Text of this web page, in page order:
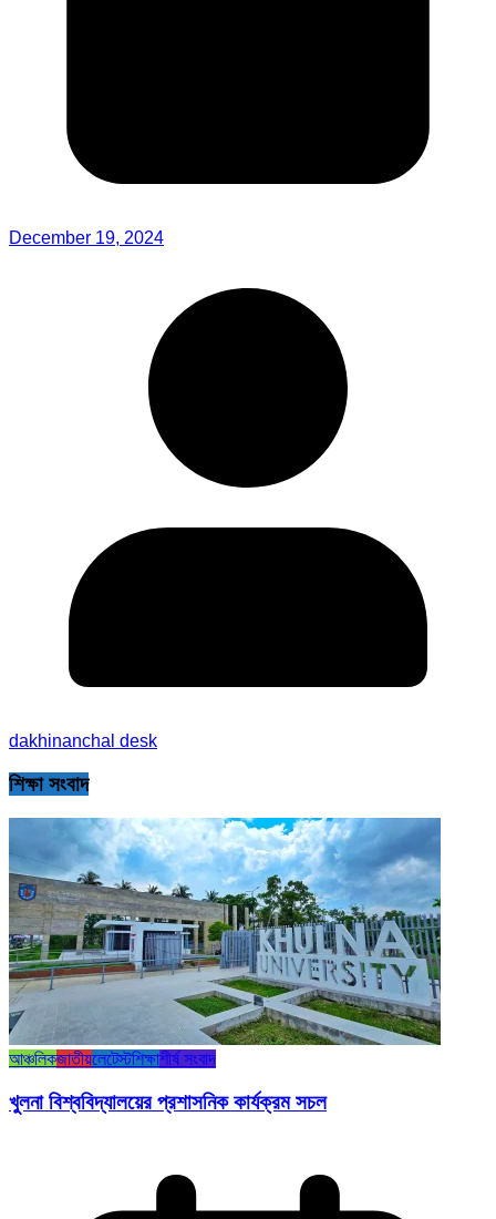
December 19, 2024
dakhinanchal desk
শিক্ষা সংবাদ
আঞ্চলিকজাতীয়লেটেস্টশিক্ষাশীর্ষ সংবাদ
খুলনা বিশ্ববিদ্যালয়ের প্রশাসনিক কার্যক্রম সচল